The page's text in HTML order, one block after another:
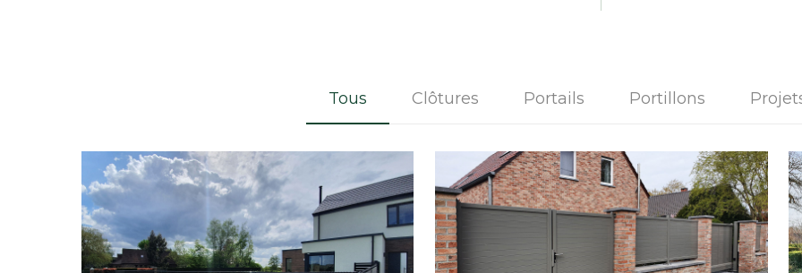
Tous Clôtures Portails Portillons
Projet à Wépion Projet à Leval Trahegnies